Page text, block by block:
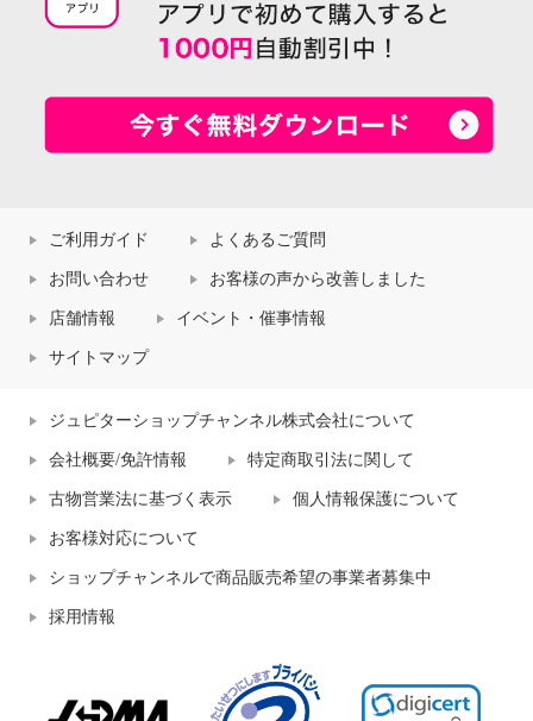
ご利用ガイド よくあるご質問
お問い合わせ お客様の声から改善しました
店舗情報 イベント・催事情報
サイトマップ
ジュピターショップチャンネル株式会社について
会社概要/免許情報 特定商取引法に関して
古物営業法に基づく表示 個人情報保護について
お客様対応について
ショップチャンネルで商品販売希望の事業者募集中
採用情報